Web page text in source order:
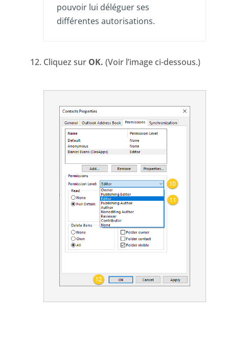
pouvoir lui déléguer ses
différentes autorisations.
Cliquez sur OK. (Voir l’image ci-dessous.)